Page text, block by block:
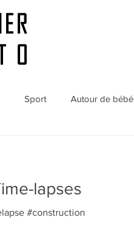
Sport Autour de bébé
lapses
#construction